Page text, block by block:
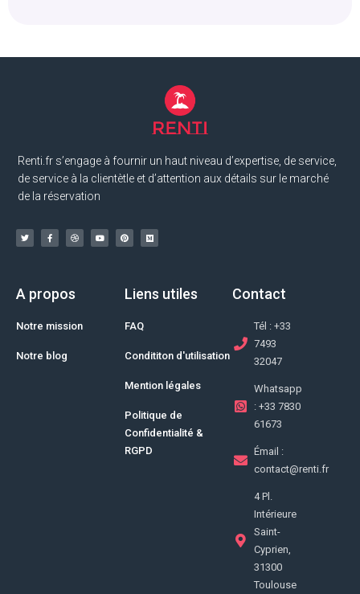
Renti.fr s’engage à fournir un haut niveau d’expertise, de service,
de service à la clientètle et d’attention aux détails sur le marché
de la réservation
A propos
Notre mission
Notre blog
Liens utiles
FAQ
Condititon d'utilisation
Mention légales
Politique de
Confidentialité &
RGPD
Contact
Tél : +33
7493
32047
Whatsapp
: +33 7830
61673
Émail :
contact@renti.fr
4 Pl.
Intérieure
Saint-
Cyprien,
31300
Toulouse